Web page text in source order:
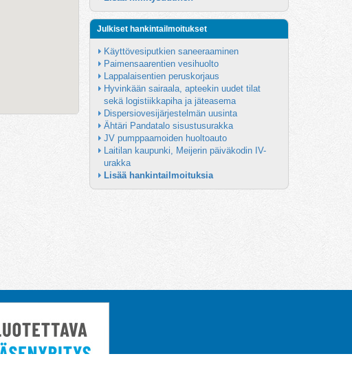
Julkiset hankintailmoitukset
Käyttövesiputkien saneeraaminen
Paimensaarentien vesihuolto
Lappalaisentien peruskorjaus
Hyvinkään sairaala, apteekin uudet tilat
sekä logistiikkapiha ja jäteasema
Dispersiovesijärjestelmän uusinta
Ähtäri Pandatalo sisustusurakka
JV pumppaamoiden huoltoauto
Laitilan kaupunki, Meijerin päiväkodin IV-
urakka
Lisää hankintailmoituksia